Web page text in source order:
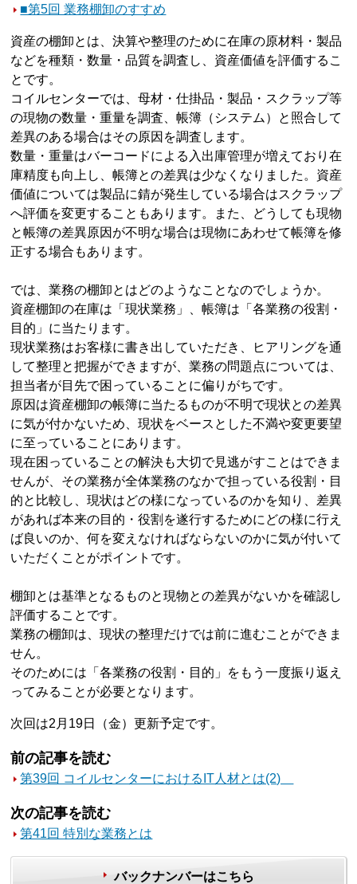
■第5回 業務棚卸のすすめ
資産の棚卸とは、決算や整理のために在庫の原材料・製品
などを種類・数量・品質を調査し、資産価値を評価するこ
とです。
コイルセンターでは、母材・仕掛品・製品・スクラップ等
の現物の数量・重量を調査、帳簿（システム）と照合して
差異のある場合はその原因を調査します。
数量・重量はバーコードによる入出庫管理が増えており在
庫精度も向上し、帳簿との差異は少なくなりました。資産
価値については製品に錆が発生している場合はスクラップ
へ評価を変更することもあります。また、どうしても現物
と帳簿の差異原因が不明な場合は現物にあわせて帳簿を修
正する場合もあります。
では、業務の棚卸とはどのようなことなのでしょうか。
資産棚卸の在庫は「現状業務」、帳簿は「各業務の役割・
目的」に当たります。
現状業務はお客様に書き出していただき、ヒアリングを通
して整理と把握ができますが、業務の問題点については、
担当者が目先で困っていることに偏りがちです。
原因は資産棚卸の帳簿に当たるものが不明で現状との差異
に気が付かないため、現状をベースとした不満や変更要望
に至っていることにあります。
現在困っていることの解決も大切で見逃がすことはできま
せんが、その業務が全体業務のなかで担っている役割・目
的と比較し、現状はどの様になっているのかを知り、差異
があれば本来の目的・役割を遂行するためにどの様に行え
ば良いのか、何を変えなければならないのかに気が付いて
いただくことがポイントです。
棚卸とは基準となるものと現物との差異がないかを確認し
評価することです。
業務の棚卸は、現状の整理だけでは前に進むことができま
せん。
そのためには「各業務の役割・目的」をもう一度振り返え
ってみることが必要となります。
次回は2月19日（金）更新予定です。
前の記事を読む
第39回 コイルセンターにおけるIT人材とは(2)
次の記事を読む
第41回 特別な業務とは
バックナンバーはこちら